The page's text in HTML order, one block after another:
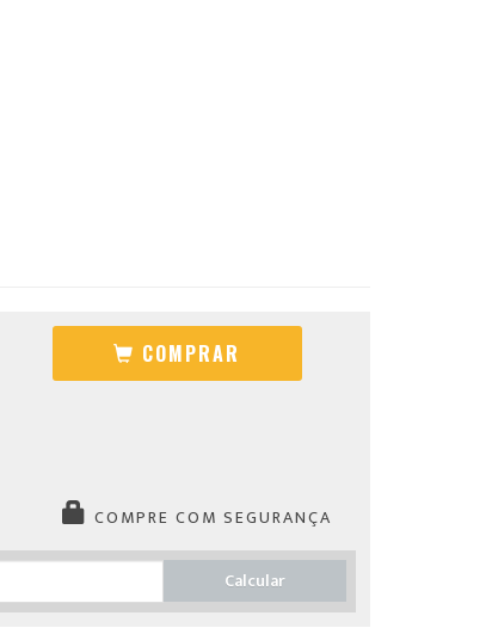
COMPRAR
COMPRE COM SEGURANÇA
Calcular